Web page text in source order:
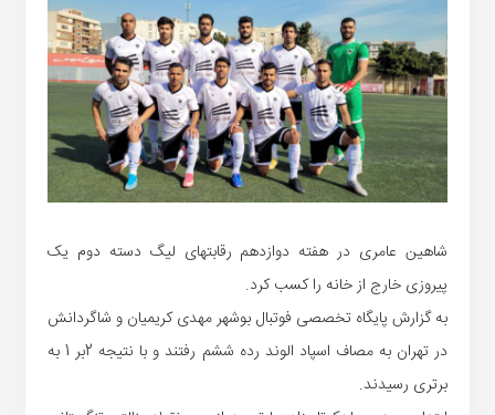
شاهین عامری در هفته دوازدهم رقابتهای لیگ دسته دوم یک
پیروزی خارج از خانه را کسب کرد.
به گزارش پایگاه تخصصی فوتبال بوشهر مهدی کریمیان و شاگردانش
در تهران به مصاف اسپاد الوند رده ششم رفتند و با نتیجه 2بر 1 به
برتری رسیدند.